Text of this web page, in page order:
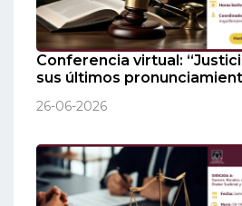
Conferencia virtual:
sus últimos
26-06-2026